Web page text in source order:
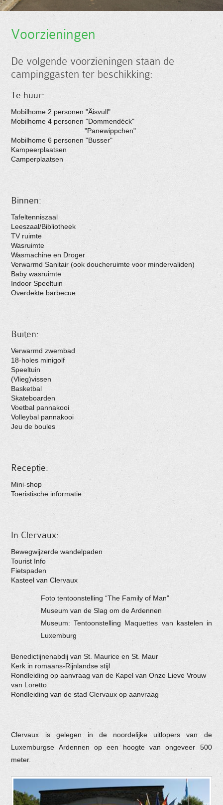
Voorzieningen
De volgende voorzieningen staan de
campinggasten ter beschikking:
Te huur:
Mobilhome 2 personen "Äisvull"
Mobilhome 4 personen "Dommendéck"
"Panewippchen"
Mobilhome 6 personen "Busser"
Kampeerplaatsen
Camperplaatsen
Binnen:
Tafeltenniszaal
Leeszaal/Bibliotheek
TV ruimte
Wasruimte
Wasmachine en Droger
Verwarmd Sanitair (ook doucheruimte voor mindervaliden)
Baby wasruimte
Indoor Speeltuin
Overdekte barbecue
Buiten:
Verwarmd zwembad
18-holes minigolf
Speeltuin
(Vlieg)vissen
Basketbal
Skateboarden
Voetbal pannakooi
Volleybal pannakooi
Jeu de boules
Receptie:
Mini-shop
Toeristische informatie
In Clervaux:
Bewegwijzerde wandelpaden
Tourist Info
Fietspaden
Kasteel van Clervaux
Foto tentoonstelling “The Family of Man”
Museum van de Slag om de Ardennen
Museum: Tentoonstelling Maquettes van kastelen in
Luxemburg
Benedictijnenabdij van St. Maurice en St. Maur
Kerk in romaans-Rijnlandse stijl
Rondleiding op aanvraag van de Kapel van Onze Lieve Vrouw
van Loretto
Rondleiding van de stad Clervaux op aanvraag
Clervaux is gelegen in de noordelijke uitlopers van de
Luxemburgse Ardennen op een hoogte van ongeveer 500
meter.